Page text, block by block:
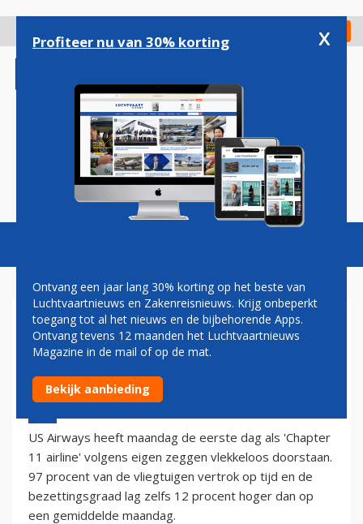
gaan
Check in
Magazine Podcasts Vacatures
US AIRWAYS VLEKKELOOS
VERDER
13 augustus 2002 - 2:00
US Airways heeft maandag de eerste dag als 'Chapter
11 airline' volgens eigen zeggen vlekkeloos doorstaan.
97 procent van de vliegtuigen vertrok op tijd en de
bezettingsgraad lag zelfs 12 procent hoger dan op
een gemiddelde maandag.
Profiteer nu van 30% korting x
Ontvang een jaar lang 30% korting op het beste van
Luchtvaartnieuws en Zakenreisnieuws. Krijg onbeperkt
toegang tot al het nieuws en de bijbehorende Apps.
Ontvang tevens 12 maanden het Luchtvaartnieuws
Magazine in de mail of op de mat.
Bekijk aanbieding